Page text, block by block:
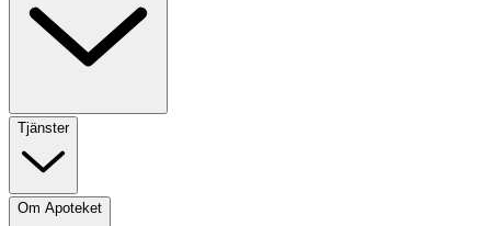
Tjänster
Om Apoteket